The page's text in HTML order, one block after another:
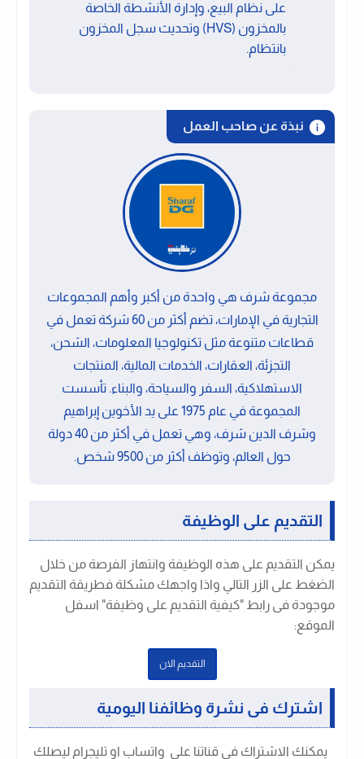
على نظام البيع، وإدارة الأنشطة الخاصة
بالمخزون (HVS) وتحديث سجل المخزون
بانتظام.
نبذة عن صاحب العمل
مجموعة شرف هي واحدة من أكبر وأهم المجموعات
التجارية في الإمارات، تضم أكثر من 60 شركة تعمل في
قطاعات متنوعة مثل تكنولوجيا المعلومات، الشحن،
التجزئة، العقارات، الخدمات المالية، المنتجات
الاستهلاكية، السفر والسياحة، والبناء. تأسست
المجموعة في عام 1975 على يد الأخوين إبراهيم
وشرف الدين شرف، وهي تعمل في أكثر من 40 دولة
حول العالم، وتوظف أكثر من 9500 شخص.
التقديم على الوظيفة
يمكن التقديم على هذه الوظيفة وانتهاز الفرصة من خلال
الضغط على الزر التالي واذا واجهك مشكلة فطريقة التقديم
موجودة فى رابط "كيفية التقديم على وظيفة" اسفل
الموقع:
التقديم الان
اشترك فى نشرة وظائفنا اليومية
يمكنك الاشتراك فى قناتنا على واتساب او تليجرام ليصلك